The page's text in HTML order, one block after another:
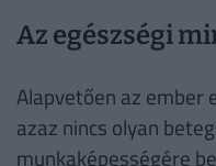
Az egészségi
Alapvetően az ember
azaz nincs olyan
munkaképességére